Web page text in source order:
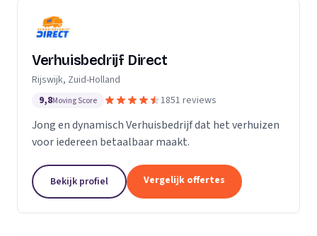
Verhuisbedrijf Direct
Rijswijk, Zuid-Holland
9,8Moving Score 1851 reviews
Jong en dynamisch Verhuisbedrijf dat het verhuizen
voor iedereen betaalbaar maakt.
Bekijk profiel Vergelijk offertes